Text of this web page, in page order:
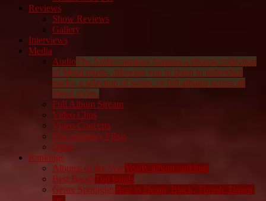
Reviews
Show Reviews
Gallery
Interviews
Media
AudioThe Audio category features a diverse collection
of Metal music, allowing you to listen to individual
tracks, a selection of songs, or full albums across all
Metal styles.
Full Album Stream
Video Clips
Video Concerts
Documentary Films
Other
Rankings
Albums of the YearYearly album rankings
Best BandsTop bands
Genre SpotlightsBest in Death, Black, Thrash, Doom,